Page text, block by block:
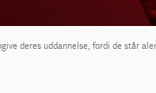
deres uddannelse, fordi de står